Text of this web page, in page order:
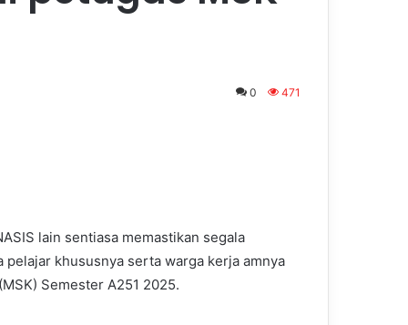
0 471
lain sentiasa memastikan segala
khususnya serta warga kerja amnya
Semester A251 2025.